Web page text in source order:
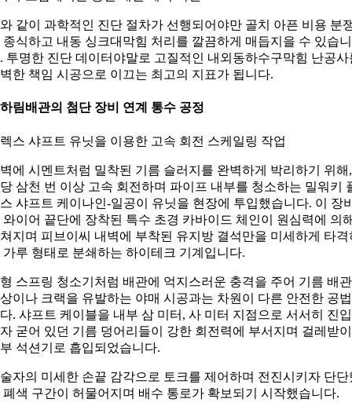
같이 과학적인 진단 절차가 선행되어야만 골치 아픈 비용 분
종식하고 내동 싱크대막힘 처리를 깔끔하게 매듭지을 수 있습니
투명한 진단 데이터야말로 고질적인 내외동하수구막힘 난공사
한 책임 시공으로 이끄는 최고의 지표가 됩니다.
림배관의 첨단 장비 연계 통수 공정
스 샤프트 유닛을 이용한 고속 회전 스케일링 작업
에 시멘트처럼 밀착된 기름 슬러지를 완벽하게 박리하기 위해,
삼천 번 이상 고속 회전하며 파이프 내부를 청소하는 밀워키
샤프트 케이나인-일공이 유닛을 현장에 투입했습니다. 이 장
와이어 끝단에 장착된 특수 초경 카바이드 체인이 원심력에 의
지며 피브이씨 내벽에 부착된 유지방 결석만을 미세하게 타격
가루 형태로 분쇄하는 하이테크 기계입니다.
스프링 청소기처럼 배관에 억지스러운 충격을 주어 기름 배관
이나 크랙을 유발하는 야매 시공과는 차원이 다른 안전한 공
. 샤프트 케이블을 내부 삼 미터, 사 미터 지점으로 서서히 진
굳어 있던 기름 덩어리들이 강한 회전력에 부서지며 걸레받이
석션기로 흡입되었습니다.
자의 미세한 손끝 감각으로 토크를 제어하며 전진시키자 단단
폐색 구간이 허물어지며 배수 통로가 확보되기 시작했습니다.